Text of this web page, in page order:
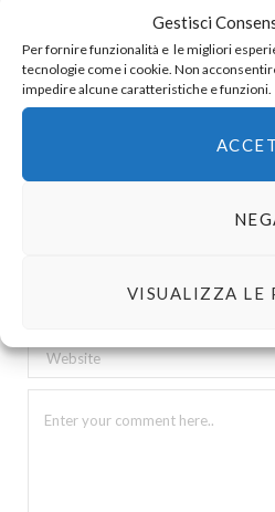
Gestisci
Per fornire funzionalità e le migliori
tecnologie come i cookie. Non
impedire alcune caratteristiche e funzioni.
VISUALIZZA LE
Adoro Nori. Devo comprarmi anche